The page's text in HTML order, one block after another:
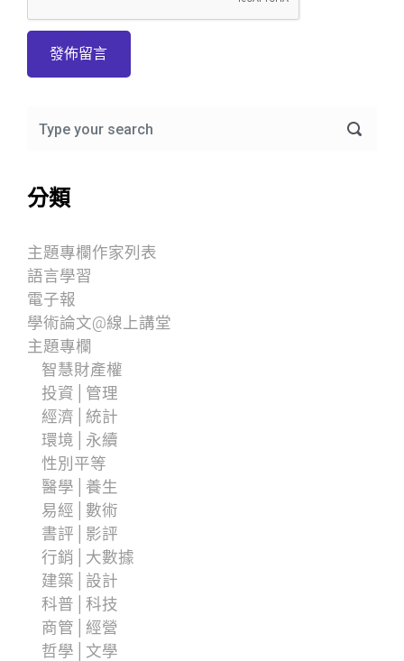
分類
主題專欄作家列表
語言學習
電子報
學術論文@線上講堂
主題專欄
智慧財產權
投資│管理
經濟│統計
環境│永續
性別平等
醫學│養生
易經│數術
書評│影評
行銷│大數據
建築│設計
科普│科技
商管│經營
哲學│文學